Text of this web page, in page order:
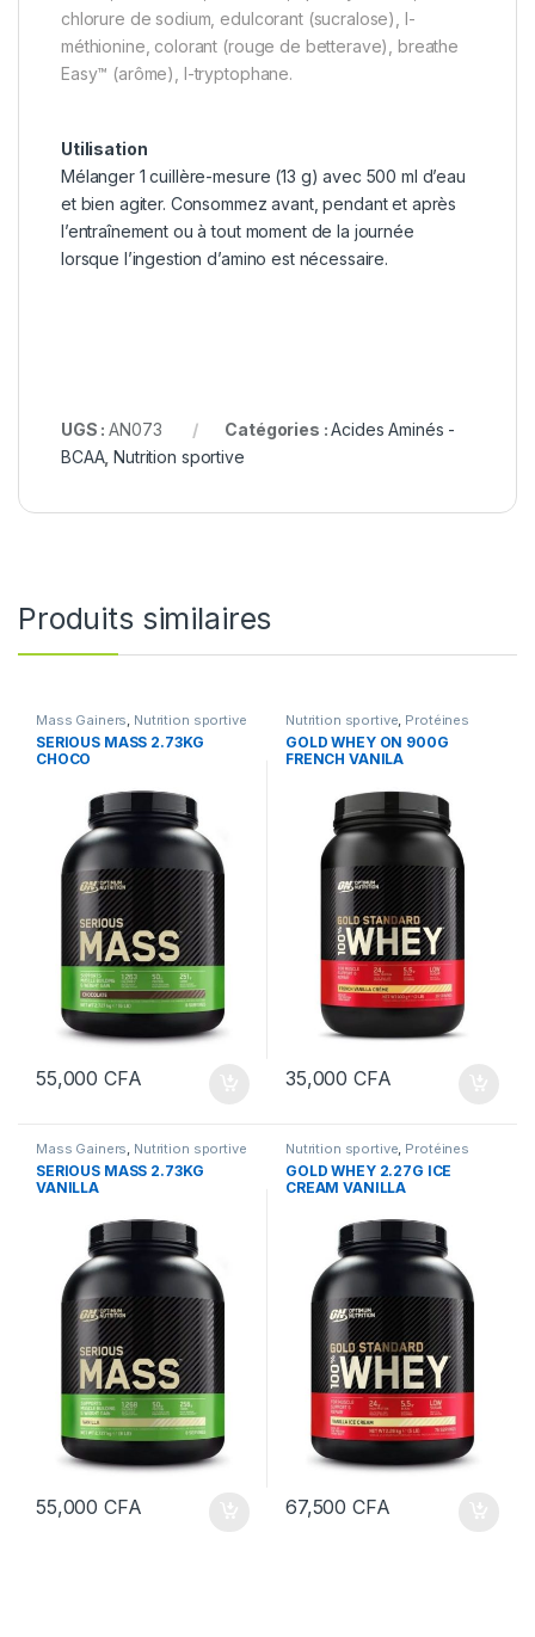
chlorure de sodium, edulcorant (sucralose), l-
méthionine, colorant (rouge de betterave), breathe
Easy™ (arôme), l-tryptophane.
Utilisation
Mélanger 1 cuillère-mesure (13 g) avec 500 ml d’eau
et bien agiter. Consommez avant, pendant et après
l’entraînement ou à tout moment de la journée
lorsque l’ingestion d’amino est nécessaire.
UGS :AN073 Catégories :Acides Aminés -
BCAA,Nutrition sportive
Produits similaires
Mass Gainers, Nutrition sportive
SERIOUS MASS 2.73KG
CHOCO
55,000CFA
Nutrition sportive, Protéines
GOLD WHEY ON 900G
FRENCH VANILA
35,000CFA
Mass Gainers Nutrition sportive
SERIOUS MASS 2.73KG
VANILLA
55,000CFA
Nutrition sportive Protéines
GOLD WHEY 2.27G ICE
CREAM VANILLA
67,500CFA